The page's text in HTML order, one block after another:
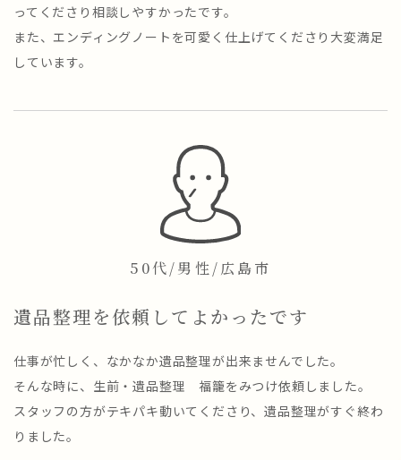
ってくださり相談しやすかったです。
また、エンディングノートを可愛く仕上げてくださり大変満足
しています。
50代/男性/広島市
遺品整理を依頼してよかったです
仕事が忙しく、なかなか遺品整理が出来ませんでした。
そんな時に、生前・遺品整理 福籠をみつけ依頼しました。
スタッフの方がテキパキ動いてくださり、遺品整理がすぐ終わ
りました。